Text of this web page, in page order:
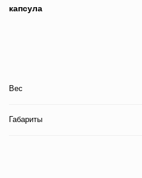
капсула
Вес
Габариты